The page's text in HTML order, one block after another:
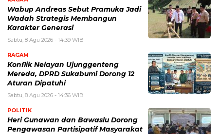
Wabup Andreas Sebut Pramuka Jadi
Wadah Strategis Membangun
Karakter Generasi ‎
Sabtu, 8 Agu 2026 - 14:39 WIB
RAGAM
Konflik Nelayan Ujunggenteng
Mereda, DPRD Sukabumi Dorong 12
Aturan Dipatuhi
Sabtu, 8 Agu 2026 - 14:36 WIB
POLITIK
Heri Gunawan dan Bawaslu Dorong
Pengawasan Partisipatif Masyarakat